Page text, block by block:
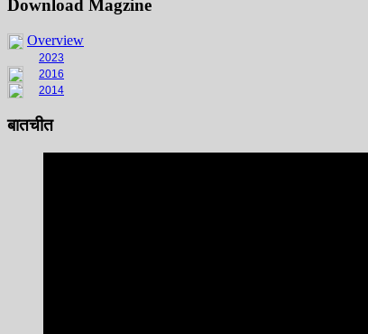
Download Magzine
Overview
2023
2016
2014
बातचीत